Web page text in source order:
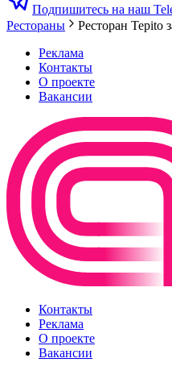
Подпишитесь на наш
Рестораны
Ресторан Tepito
Реклама
Контакты
О проекте
Вакансии
Контакты
Реклама
О проекте
Вакансии